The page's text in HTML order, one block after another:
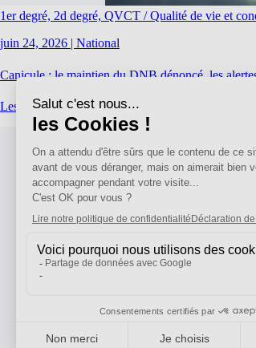
1er degré, 2d degré, QVCT / Qualité de vie et
juin 24, 2026 | National
Canicule : le maintien du DNB dénoncé, les
Les jours qui nous séparent de la très attendue